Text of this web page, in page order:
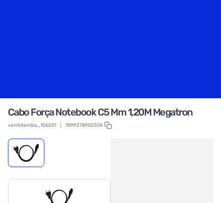
Cabo Força Notebook C5 Mm 1,20M Megatron
vemkitemba_106031 7899278902504